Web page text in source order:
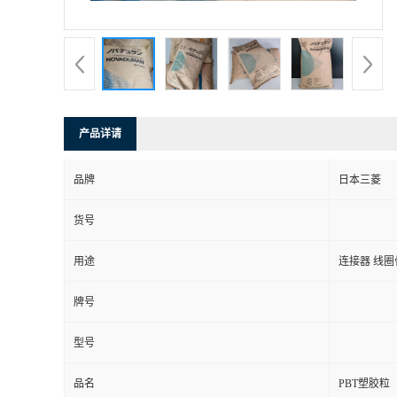
产品详请
品牌 日本三菱
货号
用途 连接器 线圈
牌号
型号
品名 PBT塑胶粒